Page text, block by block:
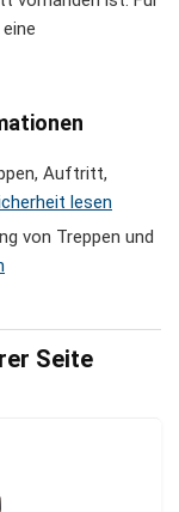
Auftritt,
lesen
von Treppen und
Seite